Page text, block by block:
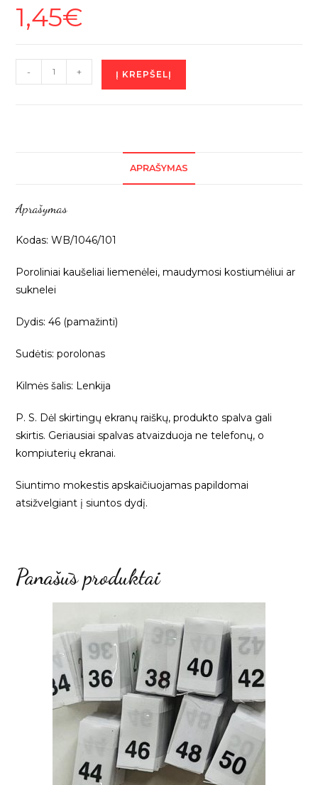
1,45€
produkto
kiekis:
1pora
- + Į KREPŠELĮ
APRAŠYMAS
Aprašymas
Kodas: WB/1046/101
Poroliniai kaušeliai liemenėlei, maudymosi kostiumėliui ar
suknelei
Dydis: 46 (pamažinti)
Sudėtis: porolonas
Kilmės šalis: Lenkija
P. S. Dėl skirtingų ekranų raiškų, produkto spalva gali
skirtis. Geriausiai spalvas atvaizduoja ne telefonų, o
kompiuterių ekranai.
Siuntimo mokestis apskaičiuojamas papildomai
atsižvelgiant į siuntos dydį.
Panašūs produktai